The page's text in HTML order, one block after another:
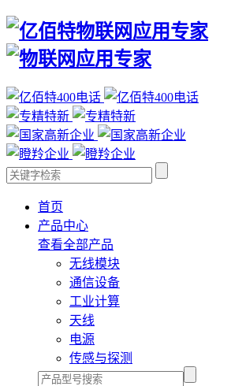
首页
产品中心
查看全部产品
无线模块
通信设备
工业计算
天线
电源
传感与探测